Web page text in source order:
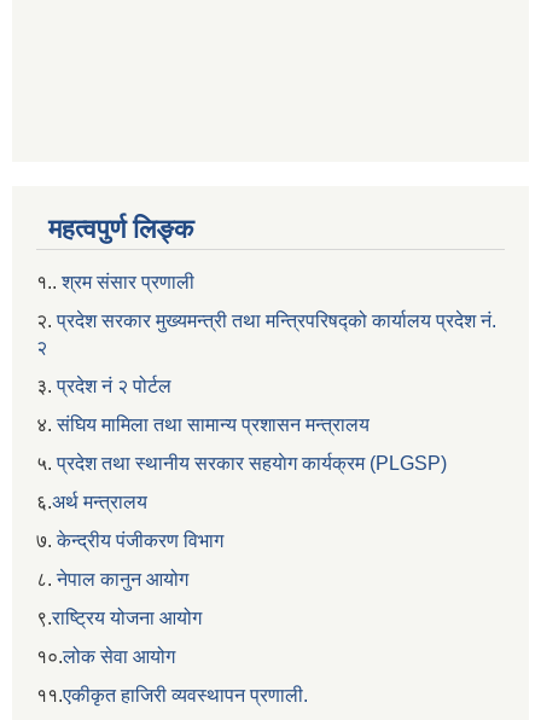
महत्वपुर्ण लिङ्क
१..श्रम संसार प्रणाली
२. प्रदेश सरकार मुख्यमन्त्री तथा मन्त्रिपरिषद्को कार्यालय प्रदेश नं.
२
३.प्रदेश नं २ पोर्टल
४.संघिय मामिला तथा सामान्य प्रशासन मन्त्रालय
५.प्रदेश तथा स्थानीय सरकार सहयाेग कार्यक्रम (PLGSP)
६.अर्थ मन्त्रालय
७.केन्द्रीय पंजीकरण विभाग
८.नेपाल कानुन आयोग
९.राष्ट्रिय योजना आयोग
१०.लोक सेवा आयोग
११.एकीकृत हाजिरी व्यवस्थापन प्रणाली.